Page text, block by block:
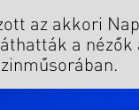
az akkori
a